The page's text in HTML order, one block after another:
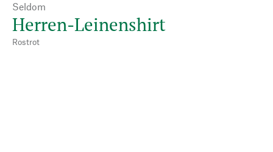
Seldom
Herren-Leinenshirt
Rostrot